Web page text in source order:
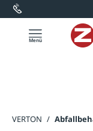
springen
/